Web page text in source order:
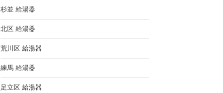
杉並 給湯器
北区 給湯器
荒川区 給湯器
練馬 給湯器
足立区 給湯器